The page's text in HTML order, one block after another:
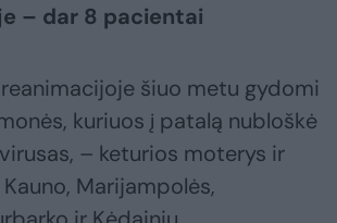
– dar 8 pacientai
šiuo metu gydomi
kuriuos į patalą nubloškė
– keturios moterys ir
Marijampolės,